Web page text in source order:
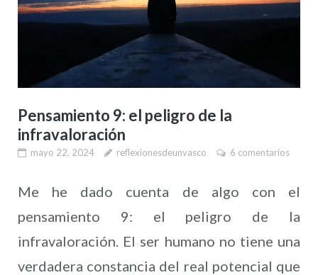
Pensamiento 9: el peligro de la
infravaloración
mayo 22, 2024 reflexionesdeunvasco 6 comentarios
Me he dado cuenta de algo con el
pensamiento 9: el peligro de la
infravaloración. El ser humano no tiene una
verdadera constancia del real potencial que